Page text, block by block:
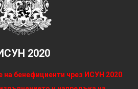
2020
на бенефициенти чрез ИСУН 2020